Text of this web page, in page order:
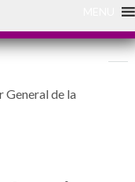
General de la